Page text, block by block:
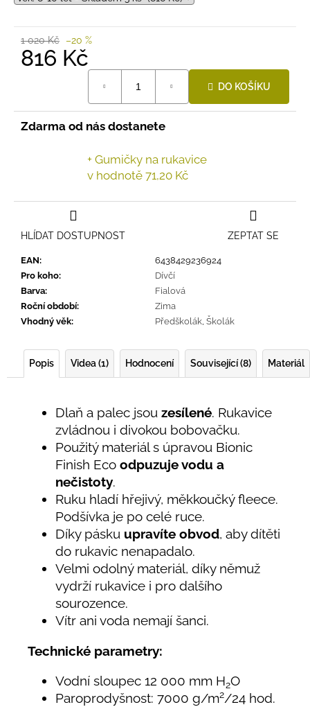
1 020 Kč –20 %
816 Kč
DO KOŠÍKU
Zdarma od nás dostanete
+ Gumičky na rukavice
v hodnotě 71,20 Kč
EAN:
6438429236924
Pro koho:
Dívčí
Barva:
Fialová
Roční období:
Zima
Vhodný věk: Předškolák, Školák
ZEPTAT SE
HLÍDAT DOSTUPNOST
Popis Videa (1) Hodnocení Související (8) Materiál
Dlaň a palec jsou zesílené. Rukavice
zvládnou i divokou bobovačku.
Použitý materiál s úpravou Bionic
Finish Eco odpuzuje vodu a
nečistoty.
Ruku hladí hřejivý, měkkoučký fleece.
Podšívka je po celé ruce.
Díky pásku upravíte obvod, aby dítěti
do rukavic nenapadalo.
Velmi odolný materiál, díky němuž
vydrží rukavice i pro dalšího
sourozence.
Vítr ani voda nemají šanci.
Technické parametry:
Vodní sloupec 12 000 mm H2O
Paroprodyšnost: 7000 g/m2/24 hod.